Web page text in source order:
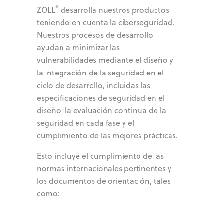
ZOLL® desarrolla nuestros productos
teniendo en cuenta la ciberseguridad.
Nuestros procesos de desarrollo
ayudan a minimizar las
vulnerabilidades mediante el diseño y
la integración de la seguridad en el
ciclo de desarrollo, incluidas las
especificaciones de seguridad en el
diseño, la evaluación continua de la
seguridad en cada fase y el
cumplimiento de las mejores prácticas.
Esto incluye el cumplimiento de las
normas internacionales pertinentes y
los documentos de orientación, tales
como: